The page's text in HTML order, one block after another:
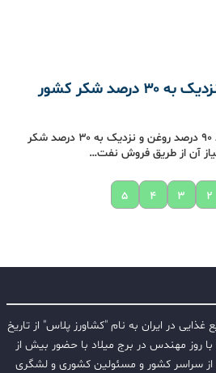
حدود ۹۰ درصد روغن و نزدیک به ۳۰ درصد شکر کشور
وزیر جهاد کشاورزی گفت: حدود ۹۰ درصد روغن و نزدیک به ۳۰ درصد شکر
آن از طریق فروش نفت…
۲ ۳ ۴ ۵
غذایی در ایران به نام "کشاورز پلاس" از تاریخ
ماه ۱۳۹۷ همزمان با روز مهندس در برج میلاد با حضور بیش از
از سراسر کشور و مسئولین کشوری و لشگری